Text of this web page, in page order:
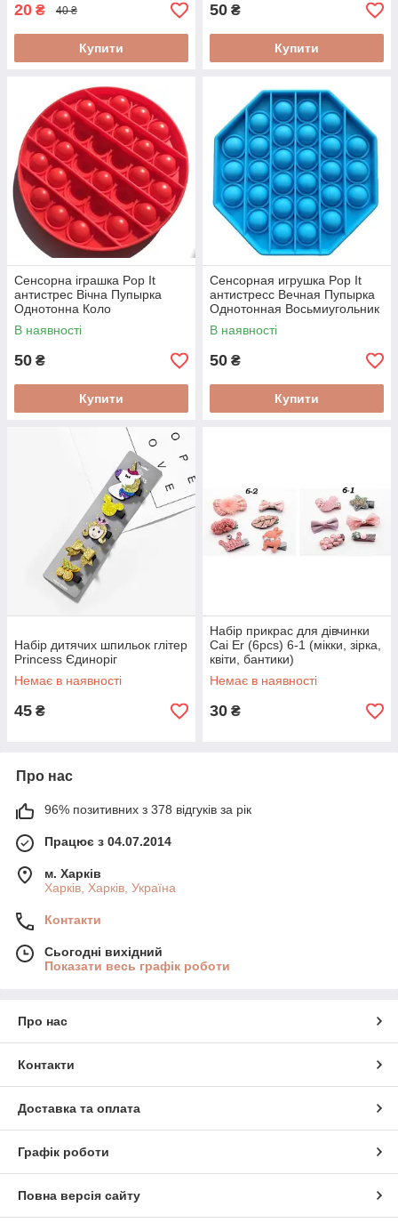
20 ₴ 40 ₴
Купити
50 ₴
Купити
Сенсорна іграшка Pop It
антистрес Вічна Пупырка
Однотонна Коло
В наявності
50 ₴
Купити
Сенсорная игрушка Pop It
антистресс Вечная Пупырка
Однотонная Восьмиугольник
В наявності
50 ₴
Купити
Набір дитячих шпильок глітер
Princess Єдиноріг
Немає в наявності
45 ₴
Набір прикрас для дівчинки
Cai Er (6pcs) 6-1 (мікки, зірка,
квіти, бантики)
Немає в наявності
30 ₴
Про нас
96% позитивних з 378 відгуків за рік
Працює з 04.07.2014
м. Харків
Харків, Харків, Україна
Контакти
Сьогодні вихідний
Показати весь графік роботи
Про нас
Контакти
Доставка та оплата
Графік роботи
Повна версія сайту